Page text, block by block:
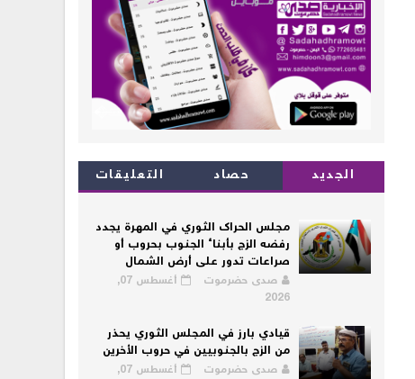
الجديد حصاد التعليقات
مجلس الحراك الثوري في المهرة يجدد
رفضه الزج بأبناء الجنوب بحروب أو
صراعات تدور على أرض الشمال
صدى حضرموت
أغسطس 07,
2026
قيادي بارز في المجلس الثوري يحذر
من الزج بالجنوبيين في حروب الأخرين
صدى حضرموت أغسطس 07,